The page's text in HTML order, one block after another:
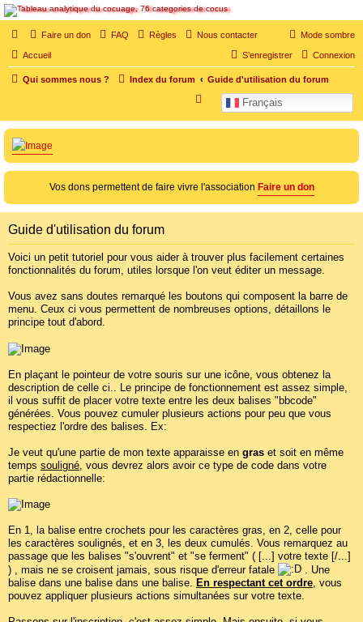
SOS cocu
SOS cocu est une association loi 1901 dont l'objet est le soutien aux victimes d'adultère.
Pouvoir parler, se confier, recevoir un soutien moral pour traverser une situation
Mode sombre
Faire un don FAQ Règles Nous contacter
Accueil Connexion
S’enregistrer
Qui sommes nous ? Index du forum Guide d'utilisation du forum
Français
c
e
r
Vos dons permettent de faire vivre l'association Faire un don
Guide d'utilisation du forum
Voici un petit tutoriel pour vous aider à trouver plus facilement certaines
fonctionnalités du forum, utiles lorsque l'on veut éditer un message.
Vous avez sans doutes remarqué les boutons qui composent la barre de
menu. Ceux ci vous permettent de nombreuses options, détaillons le
principe tout d'abord.
En plaçant le pointeur de votre souris sur une icône, vous obtenez la
description de celle ci.. Le principe de fonctionnement est assez simple,
il vous suffit de placer votre texte entre les deux balises "bbcode"
générées. Vous pouvez cumuler plusieurs actions pour peu que vous
respectiez l'ordre des balises. Ex:
Je veut qu'une partie de mon texte apparaisse en gras et soit en même
temps souligné , vous devrez alors avoir ce type de code dans votre
partie rédactionnelle:
En 1, la balise entre crochets pour les caractères gras, en 2, celle pour
les caractères soulignés, et en 3, les deux cumulés. Vous remarquez au
passage que les balises "s'ouvrent" et "se ferment" ( [...] votre texte [/...]
) , mais ne se croisent jamais, sous risque d'erreur fatale
. Une
balise dans une balise dans une balise. En respectant cet ordre, vous
pouvez appliquer plusieurs actions simultanées sur votre texte.